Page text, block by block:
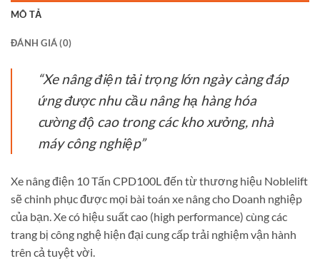
MÔ TẢ
ĐÁNH GIÁ (0)
“Xe nâng điện tải trọng lớn ngày càng đáp
ứng được nhu cầu nâng hạ hàng hóa
cường độ cao trong các kho xưởng, nhà
máy công nghiệp”
Xe nâng điện 10 Tấn CPD100L đến từ thương hiệu Noblelift
sẽ chinh phục được mọi bài toán xe nâng cho Doanh nghiệp
của bạn. Xe có hiệu suất cao (high performance) cùng các
trang bị công nghệ hiện đại cung cấp trải nghiệm vận hành
trên cả tuyệt vời.